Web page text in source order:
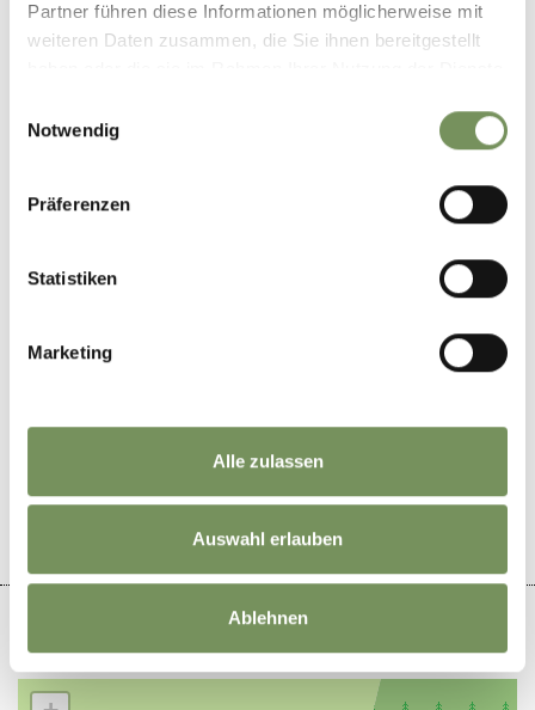
Partner führen diese Informationen möglicherweise mit
weiteren Daten zusammen, die Sie ihnen bereitgestellt
Notwendig
Präferenzen
Statistiken
Marketing
Alle zulassen
Auswahl erlauben
Ablehnen
Anmeldung erforderlich
WAR DER INHALT FÜR DICH HILFREICH?